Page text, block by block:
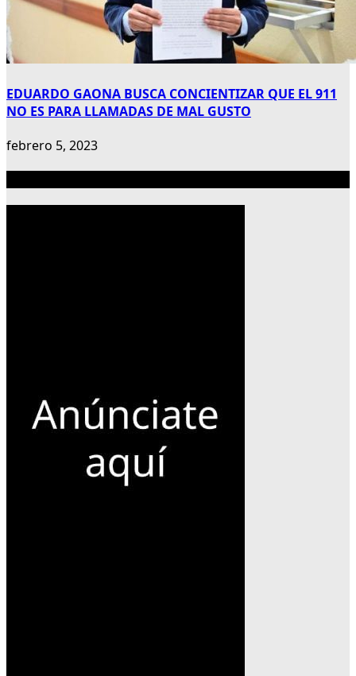
EDUARDO GAONA BUSCA CONCIENTIZAR QUE EL 911
NO ES PARA LLAMADAS DE MAL GUSTO
febrero 5, 2023